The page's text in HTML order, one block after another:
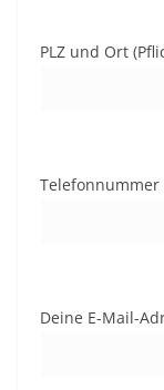
PLZ und Ort
Telefonnummer
Deine E-Mail-